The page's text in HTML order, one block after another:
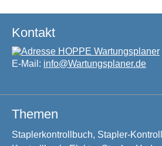
Kontakt
E-Mail: info@Wartungsplaner.de
Themen
Staplerkontrollbuch, Stapler-